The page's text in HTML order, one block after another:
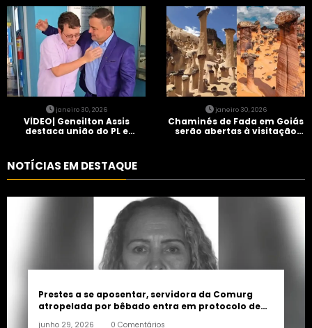
entra em protocolo de
morte encefálica
Brasil” em Goiânia
janeiro 30, 2026
VÍDEO| Geneilton Assis
destaca união do PL e
janeiro 30, 2026
Chaminés de Fada em Goiás
serão abertas à visitação
NOTÍCIAS EM DESTAQUE
Prestes a se aposentar, servidora da Comurg
atropelada por bêbado entra em protocolo de
junho 29, 2026 0 Comentários